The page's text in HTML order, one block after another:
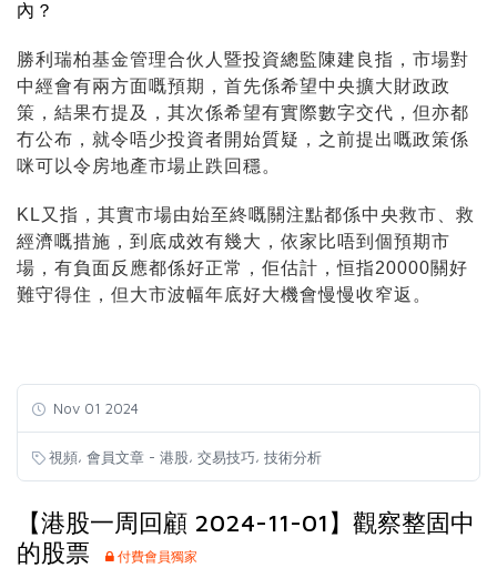
內？
勝利瑞柏基金管理合伙人暨投資總監陳建良指，市場對
中經會有兩方面嘅預期，首先係希望中央擴大財政政
策，結果冇提及，其次係希望有實際數字交代，但亦都
冇公布，就令唔少投資者開始質疑，之前提出嘅政策係
咪可以令房地產市場止跌回穩。
KL又指，其實市場由始至終嘅關注點都係中央救市、救
經濟嘅措施，到底成效有幾大，依家比唔到個預期市
場，有負面反應都係好正常，佢估計，恒指20000關好
難守得住，但大市波幅年底好大機會慢慢收窄返。
Nov 01 2024
視頻, 會員文章 - 港股, 交易技巧, 技術分析
【港股一周回顧 2024-11-01】觀察整固中
的股票
付費會員獨家